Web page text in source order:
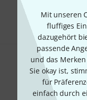
Mit unseren
fluffiges
dazugehört
passende
und das
Sie okay ist,
für
einfach durch